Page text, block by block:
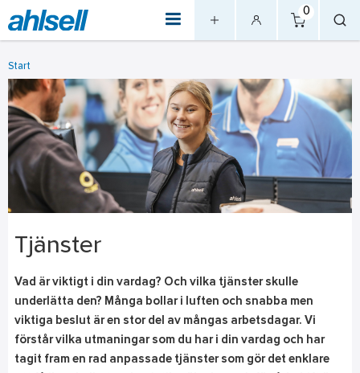
0
Start
Tjänster
Vad är viktigt i din vardag? Och vilka tjänster skulle
underlätta den? Många bollar i luften och snabba men
viktiga beslut är en stor del av mångas arbetsdagar. Vi
förstår vilka utmaningar som du har i din vardag och har
tagit fram en rad anpassade tjänster som gör det enklare